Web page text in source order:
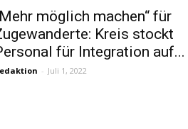
möglich machen“ für
Kreis stockt
für Integration auf...
- Juli 1, 2022